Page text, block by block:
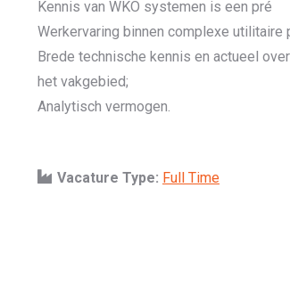
Kennis van WKO systemen is een pré
Werkervaring binnen complexe
Brede technische kennis en actueel
het vakgebied;
Analytisch vermogen.
Vacature Type: Full Time